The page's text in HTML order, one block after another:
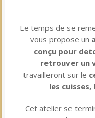
Le temps de se
vous propose un
conçu pour
retrouver un
travailleront sur le
les
Cet atelier se